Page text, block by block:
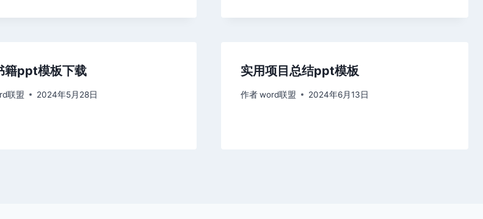
籍ppt模板下载
联盟 2024年5月28日
实用项目总结ppt模板
作者 word联盟 2024年6月13日